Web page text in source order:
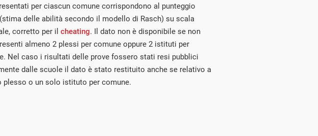
per ciascun comune corrispondono al punteggio
delle abilità secondo il modello di Rasch) su scala
corretto per il cheating. Il dato non è disponibile se non
almeno 2 plessi per comune oppure 2 istituti per
Nel caso i risultati delle prove fossero stati resi pubblici
dalle scuole il dato è stato restituito anche se relativo a
plesso o un solo istituto per comune.